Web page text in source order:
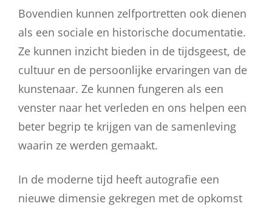
Bovendien kunnen zelfportretten ook dienen
als een sociale en historische documentatie.
Ze kunnen inzicht bieden in de tijdsgeest, de
cultuur en de persoonlijke ervaringen van de
kunstenaar. Ze kunnen fungeren als een
venster naar het verleden en ons helpen een
beter begrip te krijgen van de samenleving
waarin ze werden gemaakt.
In de moderne tijd heeft autografie een
nieuwe dimensie gekregen met de opkomst